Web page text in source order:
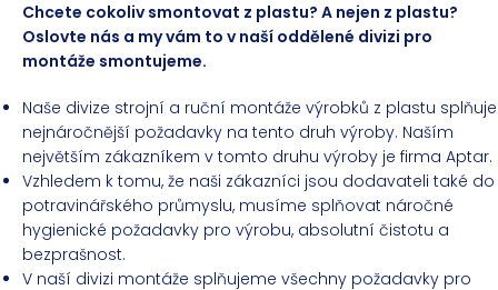
Chcete cokoliv smontovat z plastu? A nejen z plastu?
Oslovte nás a my vám to v naší oddělené divizi pro
montáže smontujeme.
Naše divize strojní a ruční montáže výrobků z plastu splňuje
nejnáročnější požadavky na tento druh výroby. Naším
největším zákazníkem v tomto druhu výroby je firma Aptar.
Vzhledem k tomu, že naši zákazníci jsou dodavateli také do
potravinářského průmyslu, musíme splňovat náročné
hygienické požadavky pro výrobu, absolutní čistotu a
bezprašnost.
V naší divizi montáže splňujeme všechny požadavky pro